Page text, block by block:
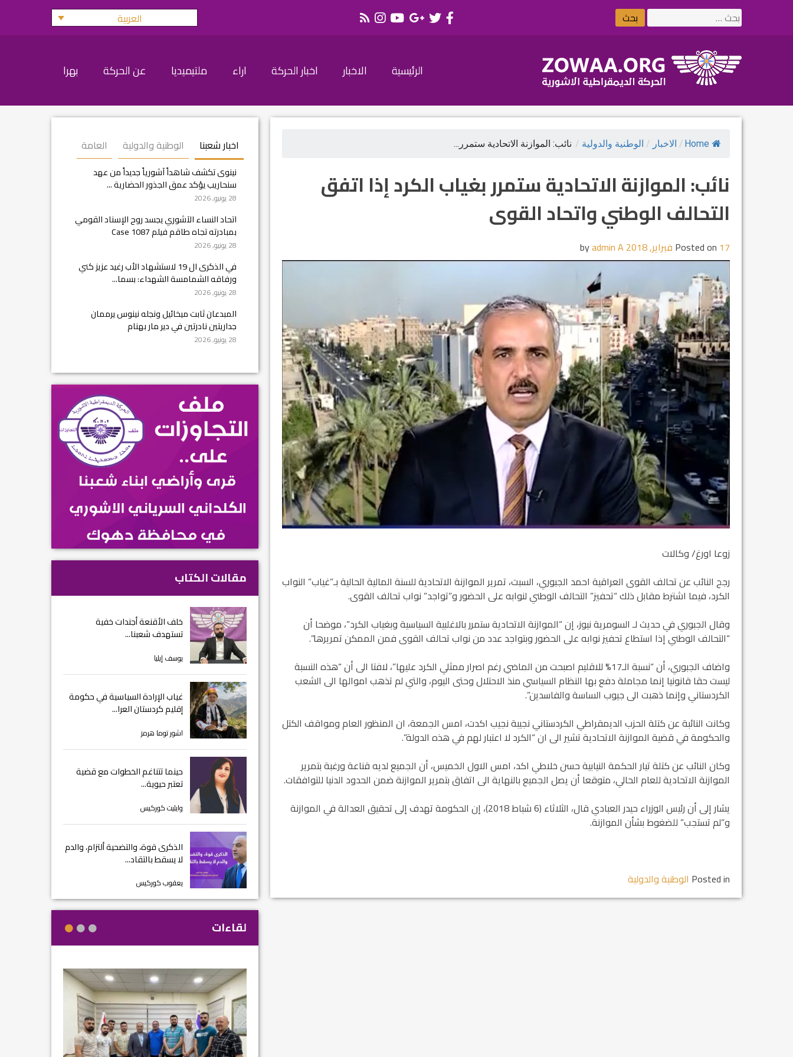
البحث
عن:
العربية
الرئيسية الاخبار اخبار الحركة اراء ملتيميديا عن الحركة بهرا
Home
/ الاخبار / الوطنية والدولية / نائب: الموازنة الاتحادية ستمرر...
نائب: الموازنة الاتحادية ستمرر بغياب الكرد إذا اتفق
التحالف الوطني واتحاد القوى
Posted on 17 فبراير, 2018 admin A
زوعا اورغ/ وكالات
رجح النائب عن تحالف القوى العراقية احمد الجبوري، السبت، تمرير الموازنة الاتحادية للسنة المالية الحالية بـ”غياب” النواب
الكرد، فيما اشترط مقابل ذلك “تحفيز” التحالف الوطني لنوابه على الحضور و”تواجد” نواب تحالف القوى.
وقال الجبوري في حديث لـ السومرية نيوز، إن “الموازنة الاتحادية ستمرر بالاغلبية السياسية وبغياب الكرد”، موضحا أن
“التحالف الوطني إذا استطاع تحفيز نوابه على الحضور وبتواجد عدد من نواب تحالف القوى فمن الممكن تمريرها”.
واضاف الجبوري، أن “نسبة الـ17% للاقليم اصبحت من الماضي رغم اصرار ممثلي الكرد عليها”، لافتا الى أن “هذه النسبة
ليست حقا قانونيا إنما مجاملة دفع بها النظام السياسي منذ الاحتلال وحتى اليوم، والتي لم تذهب اموالها الى الشعب
الكردستاني وإنما ذهبت الى جيوب الساسة والفاسدين”.
وكانت النائبة عن كتلة الحزب الديمقراطي الكردستاني نجيبة نجيب اكدت، امس الجمعة، ان المنظور العام ومواقف الكتل
والحكومة في قضية الموازنة الاتحادية تشير الى ان “الكرد لا اعتبار لهم في هذه الدولة”.
وكان النائب عن كتلة تيار الحكمة النيابية حسن خلاطي اكد، امس الاول الخميس، أن الجميع لديه قناعة ورغبة بتمرير
الموازنة الاتحادية للعام الحالي، متوقعا أن يصل الجميع بالنهاية الى اتفاق بتمرير الموازنة ضمن الحدود الدنيا للتوافقات.
يشار إلى أن رئيس الوزراء حيدر العبادي قال، الثلاثاء (6 شباط 2018)، إن الحكومة تهدف إلى تحقيق العدالة في الموازنة
و”لم تستجب” للضغوط بشأن الموازنة.
Posted in الوطنية والدولية
اخبار شعبنا الوطنية والدولية العامة
نينوى تكشف شاهداً آشورياً جديداً من عهد
سنحاريب يؤكد عمق الجذور الحضارية ...
28 يونيو, 2026
اتحاد النساء الآشوري يجسد روح الإسناد القومي
بمبادرته تجاه طاقم فيلم Case 1087
28 يونيو, 2026
في الذكرى ال 19 لاستشهاد الأب رغيد عزيز كني
ورفاقه الشمامسة الشهداء: بسما...
28 يونيو, 2026
المبدعان ثابت ميخائيل ونجله نينوس يرممان
جداريتين نادرتين في دير مار بهنام
28 يونيو, 2026
مقالات الكتاب
خلف الأقنعة أجندات خفية
تستهدف شعبنا...
يوسف إيليا
غياب الإرادة السياسية في حكومة
إقليم كردستان العرا...
اشور توما هرمز
حينما تتناغم الخطوات مع قضية
تعتبر حيوية...
وايليت كوركيس
الذكرى قوة، والتضحية ألتزام، والدم
لا يسقط بالتقاد...
يعقوب كوركيس
لقاءات